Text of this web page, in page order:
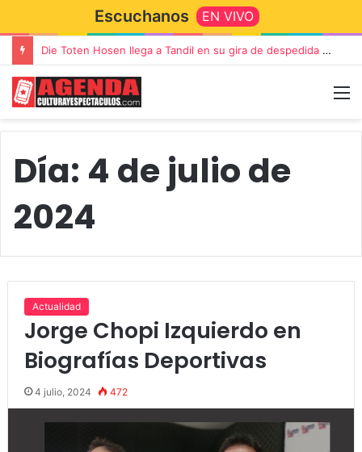
Escuchanos EN VIVO
Die Toten Hosen llega a Tandil en su gira de despedida «Fútbol, Asado, Vino y Adiós Amigos»
Día: 4 de julio de
2024
Actualidad
Jorge Chopi Izquierdo en
Biografías Deportivas
4 julio, 2024 472